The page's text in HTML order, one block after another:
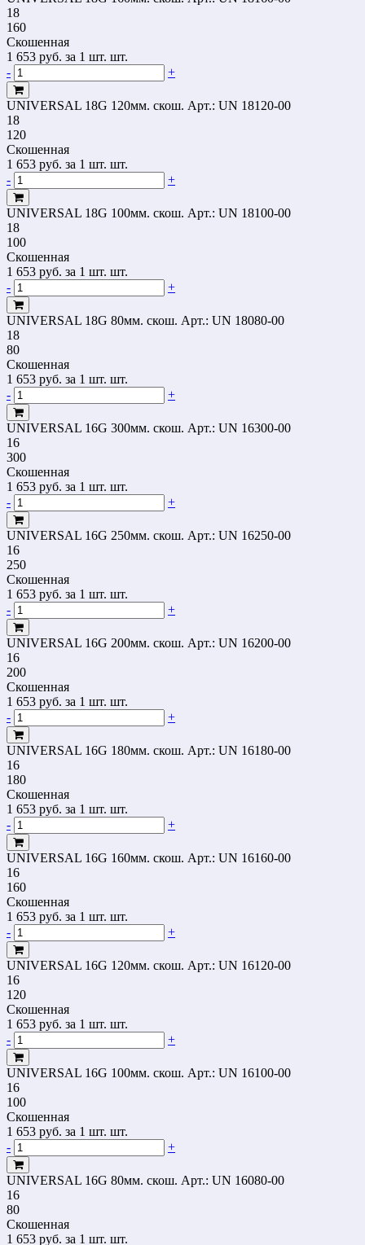
18
160
Скошенная
1 653 руб. за 1 шт. шт.
-
+
UNIVERSAL 18G 120мм. скош. Арт.: UN 18120-00
18
120
Скошенная
1 653 руб. за 1 шт. шт.
-
+
UNIVERSAL 18G 100мм. скош. Арт.: UN 18100-00
18
100
Скошенная
1 653 руб. за 1 шт. шт.
-
+
UNIVERSAL 18G 80мм. скош. Арт.: UN 18080-00
18
80
Скошенная
1 653 руб. за 1 шт. шт.
-
+
UNIVERSAL 16G 300мм. скош. Арт.: UN 16300-00
16
300
Скошенная
1 653 руб. за 1 шт. шт.
-
+
UNIVERSAL 16G 250мм. скош. Арт.: UN 16250-00
16
250
Скошенная
1 653 руб. за 1 шт. шт.
-
+
UNIVERSAL 16G 200мм. скош. Арт.: UN 16200-00
16
200
Скошенная
1 653 руб. за 1 шт. шт.
-
+
UNIVERSAL 16G 180мм. скош. Арт.: UN 16180-00
16
180
Скошенная
1 653 руб. за 1 шт. шт.
-
+
UNIVERSAL 16G 160мм. скош. Арт.: UN 16160-00
16
160
Скошенная
1 653 руб. за 1 шт. шт.
-
+
UNIVERSAL 16G 120мм. скош. Арт.: UN 16120-00
16
120
Скошенная
1 653 руб. за 1 шт. шт.
-
+
UNIVERSAL 16G 100мм. скош. Арт.: UN 16100-00
16
100
Скошенная
1 653 руб. за 1 шт. шт.
-
+
UNIVERSAL 16G 80мм. скош. Арт.: UN 16080-00
16
80
Скошенная
1 653 руб. за 1 шт. шт.